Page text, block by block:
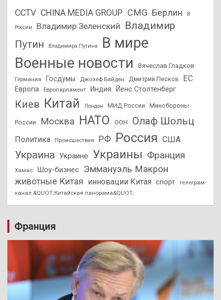
CCTV CHINA MEDIA GROUP CMG Берлин В
России Владимир Зеленский Владимир
Путин
Владимира Путина
В мире
Военные новости
Вячеслав Гладков
Германия Госдумы Джозеф Байден Дмитрий Песков ЕС
Европа Европарламент Индия Йенс Столтенберг
Киев Китай Лондон МИД России Минобороны
России Москва НАТО ООН Олаф Шольц
Политика Происшествия РФ Россия США
Украина Украине Украины Франция
Хамас Шоу-бизнес Эммануэль Макрон
животные Китая инновации Китая спорт
телеграм-
канал &QUOT;Китайская панорама&QUOT;
Франция